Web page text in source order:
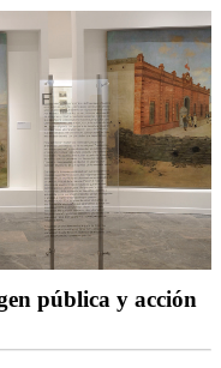
pública y acción